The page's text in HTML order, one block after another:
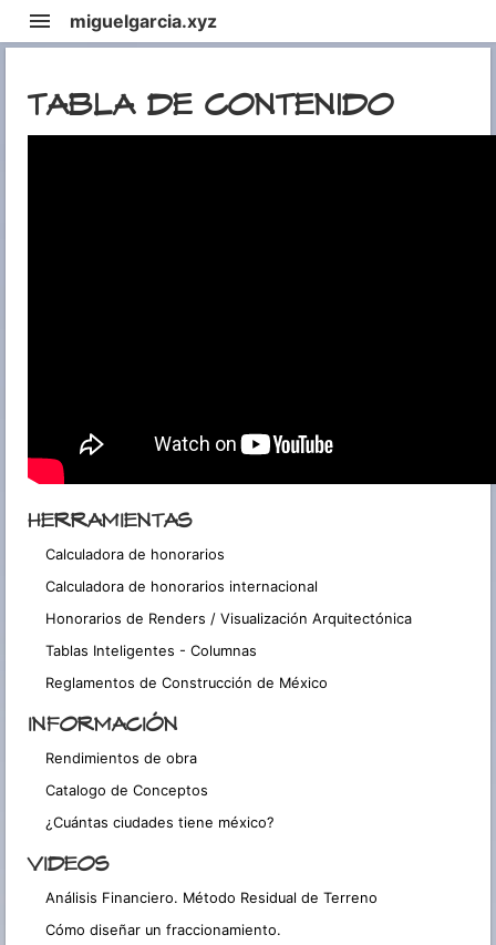
menu miguelgarcia.xyz
TABLA DE CONTENIDO
HERRAMIENTAS
Calculadora de honorarios
Calculadora de honorarios internacional
Honorarios de Renders / Visualización Arquitectónica
Tablas Inteligentes - Columnas
Reglamentos de Construcción de México
INFORMACIÓN
Rendimientos de obra
Catalogo de Conceptos
¿Cuántas ciudades tiene méxico?
VIDEOS
Análisis Financiero. Método Residual de Terreno
Cómo diseñar un fraccionamiento.